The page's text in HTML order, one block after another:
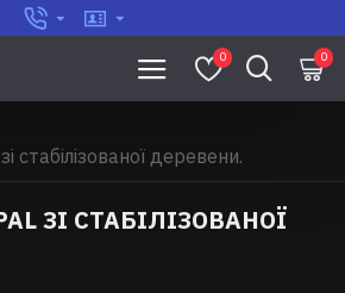
0 0
стабілізованої деревени.
ЗІ СТАБІЛІЗОВАНОЇ